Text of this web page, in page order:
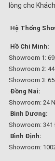
rộng, đặc biệt
tiện nghi và dễ
– Tủ bếp chữ G:
một nhánh kết
bố cục khép kín
lòng cho
Hệ Thống
Hồ Chí Minh:
Showroom 1:
Showroom 2:
Showroom 3:
Đồng Nai:
Showroom: 24
Bình Dương:
Showroom: 341
Bình Định:
Showroom: